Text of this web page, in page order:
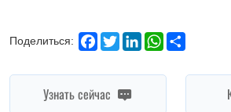
Поделиться: Facebook
TwitterLinkedInWhatsApp
Узнать сейчас